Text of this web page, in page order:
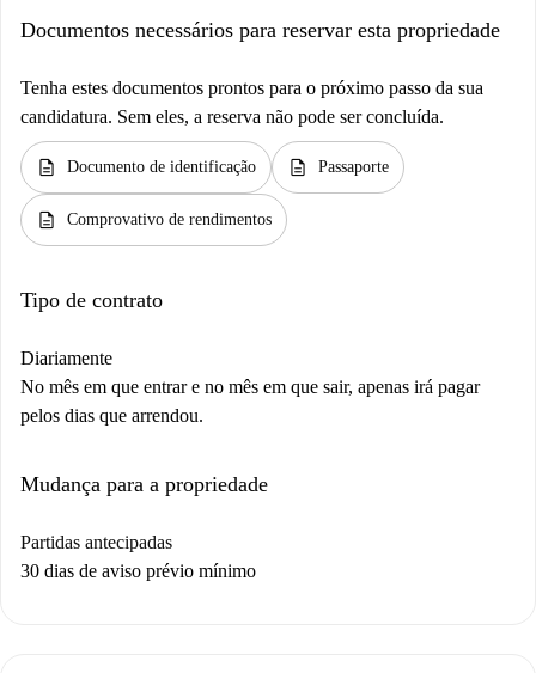
Documentos necessários para reservar esta propriedade
Tenha estes documentos prontos para o próximo passo da sua
candidatura. Sem eles, a reserva não pode ser concluída.
description Documento de identificação description Passaporte
description Comprovativo de rendimentos
Tipo de contrato
Diariamente
No mês em que entrar e no mês em que sair, apenas irá pagar
pelos dias que arrendou.
Mudança para a propriedade
Partidas antecipadas
30 dias de aviso prévio mínimo